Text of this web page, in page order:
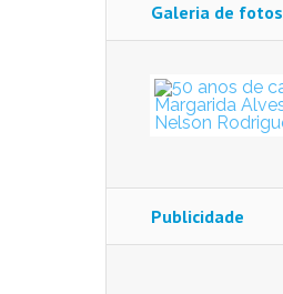
Galeria de fotos
Publicidade